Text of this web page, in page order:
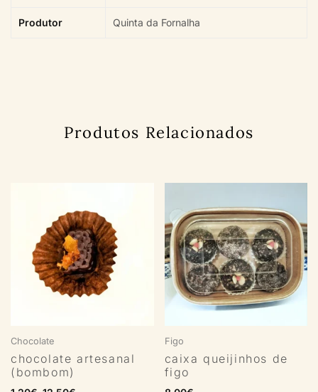
Produtor Quinta da Fornalha
Produtos Relacionados
Chocolate
chocolate artesanal
(bombom)
Figo
caixa queijinhos de
figo